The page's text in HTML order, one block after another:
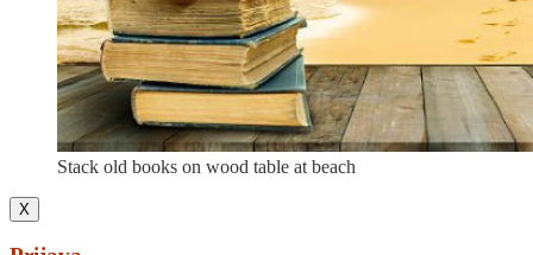
Stack old books on wood table at beach
X